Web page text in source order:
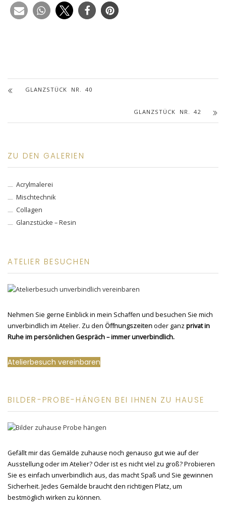
GLANZSTÜCK NR. 40
GLANZSTÜCK NR. 42
ZU DEN GALERIEN
Acrylmalerei
Mischtechnik
Collagen
Glanzstücke – Resin
ATELIER BESUCHEN
Nehmen Sie gerne Einblick in mein Schaffen und besuchen Sie mich
unverbindlich im Atelier. Zu den Öffnungszeitenoder ganz privat in
Ruhe im persönlichen Gespräch – immer unverbindlich.
Atelierbesuch vereinbaren
BILDER-PROBE-HÄNGEN BEI IHNEN ZU HAUSE
Gefällt mir das Gemälde zuhause noch genauso gut wie auf der
Ausstellung oder im Atelier? Oder ist es nicht viel zu groß? Probieren
Sie es einfach unverbindlich aus, das macht Spaß und Sie gewinnen
Sicherheit. Jedes Gemälde braucht den richtigen Platz, um
bestmöglich wirken zu können.